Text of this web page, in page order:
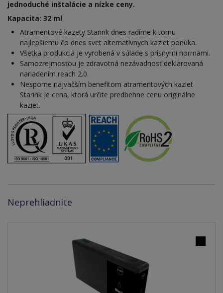
jednoduché inštalácie a nízke ceny.
Kapacita: 32 ml
Atramentové kazety Starink dnes radíme k tomu
najlepšiemu čo dnes svet alternatívnych kaziet ponúka.
Všetka produkcia je vyrobená v súlade s prísnymi normami.
Samozrejmosťou je zdravotná nezávadnosť deklarovaná
nariadením reach 2.0.
Nesporne najväčším benefitom atramentových kaziet
Starink je cena, ktorá určite predbehne cenu originálne
kaziet.
Neprehliadnite